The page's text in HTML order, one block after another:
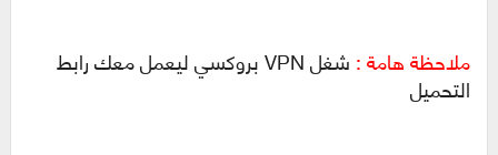
ملاحظة هامة : شغل VPN بروكسي ليعمل معك رابط
التحميل